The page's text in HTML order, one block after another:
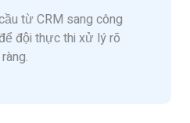
từ CRM sang công
đội thực thi xử lý rõ
ràng.